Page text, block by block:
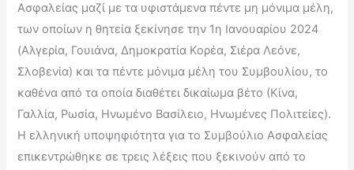
Ασφαλείας μαζί με τα υφιστάμενα πέντε μη μόνιμα μέλη,
των οποίων η θητεία ξεκίνησε την 1η Ιανουαρίου 2024
(Αλγερία, Γουιάνα, Δημοκρατία Κορέα, Σιέρα Λεόνε,
Σλοβενία) και τα πέντε μόνιμα μέλη του Συμβουλίου, το
καθένα από τα οποία διαθέτει δικαίωμα βέτο (Κίνα,
Γαλλία, Ρωσία, Ηνωμένο Βασίλειο, Ηνωμένες Πολιτείες).
Η ελληνική υποψηφιότητα για το Συμβούλιο Ασφαλείας
επικεντρώθηκε σε τρεις λέξεις που ξεκινούν από το